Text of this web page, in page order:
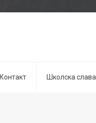
Контакт Школска слава